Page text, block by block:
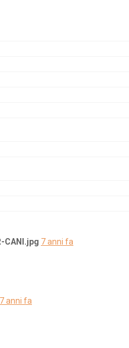
CANI.jpg 7 anni fa
7 anni fa